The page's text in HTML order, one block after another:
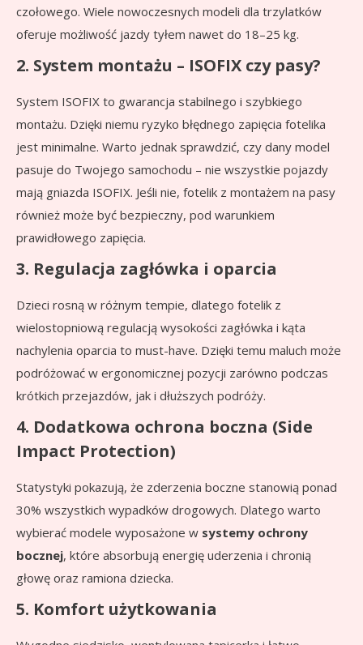
czołowego. Wiele nowoczesnych modeli dla trzylatków
oferuje możliwość jazdy tyłem nawet do 18–25 kg.
2. System montażu – ISOFIX czy pasy?
System ISOFIX to gwarancja stabilnego i szybkiego
montażu. Dzięki niemu ryzyko błędnego zapięcia fotelika
jest minimalne. Warto jednak sprawdzić, czy dany model
pasuje do Twojego samochodu – nie wszystkie pojazdy
mają gniazda ISOFIX. Jeśli nie, fotelik z montażem na pasy
również może być bezpieczny, pod warunkiem
prawidłowego zapięcia.
3. Regulacja zagłówka i oparcia
Dzieci rosną w różnym tempie, dlatego fotelik z
wielostopniową regulacją wysokości zagłówka i kąta
nachylenia oparcia to must-have. Dzięki temu maluch może
podróżować w ergonomicznej pozycji zarówno podczas
krótkich przejazdów, jak i dłuższych podróży.
4. Dodatkowa ochrona boczna (Side
Impact Protection)
Statystyki pokazują, że zderzenia boczne stanowią ponad
30% wszystkich wypadków drogowych. Dlatego warto
wybierać modele wyposażone w systemy ochrony
bocznej, które absorbują energię uderzenia i chronią
głowę oraz ramiona dziecka.
5. Komfort użytkowania